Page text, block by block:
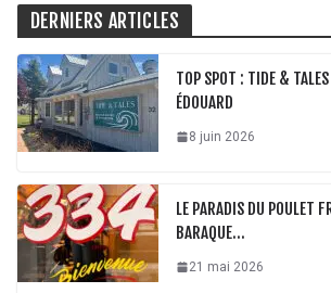
DERNIERS ARTICLES
TOP SPOT : TIDE &
ÉDOUARD
8 juin 2026
LE PARADIS DU POULET
BARAQUE…
21 mai 2026